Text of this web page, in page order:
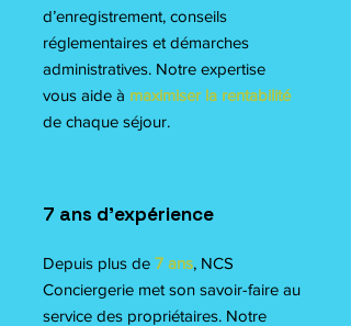
d’enregistrement, conseils
réglementaires et démarches
administratives. Notre expertise
vous aide à maximiser la rentabilité
de chaque séjour.
7 ans d’expérience
Depuis plus de 7 ans, NCS
Conciergerie met son savoir-faire au
service des propriétaires. Notre